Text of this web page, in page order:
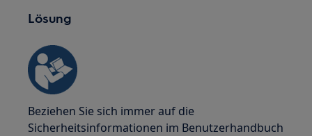
Lösung
Beziehen Sie sich immer auf die
Sicherheitsinformationen im Benutzerhandbuch